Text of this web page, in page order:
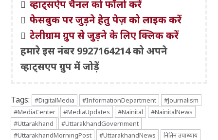
व्हाट्सऐप चैनल को फॉलो करें
फेसबुक पर जुड़ने हेतु पेज़ को लाइक करें
टेलीग्राम ग्रुप से जुड़ने के लिए क्लिक करें
हमारे इस नंबर 9927164214 को अपने
व्हाट्सएप ग्रुप में जोड़ें
Tags: #DigitalMedia #InformationDepartment
#Journalism
#MediaCenter
#MediaUpdates #Nainital
#NainitalNews
#Uttarakhand
#UttarakhandGovernment
#UttarakhandMorningPost
#UttarakhandNews
नितिन उपाध्याय